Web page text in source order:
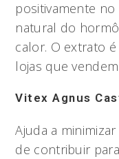
positivamente
natural do
calor. O extrato
lojas que
Vitex Agnus
Ajuda a
de contribuir